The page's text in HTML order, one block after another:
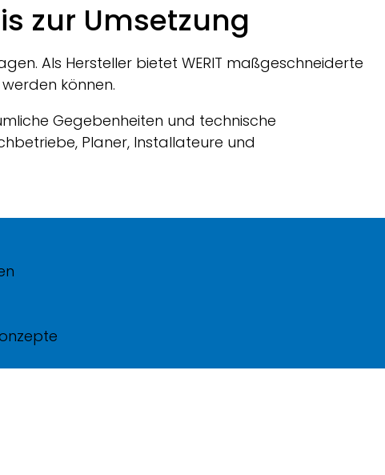
zur Umsetzung
Als Hersteller bietet WERIT maßgeschneiderte
können.
Gegebenheiten und technische
Planer, Installateure und